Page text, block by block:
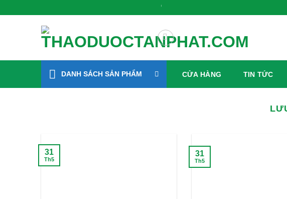
Gieo Mầm Sức Khỏe, Sống Xanh Mỗi Ngày
DANH SÁCH SẢN PHẨM CỬA HÀNG TIN TỨC
31
Th5
31
Th5